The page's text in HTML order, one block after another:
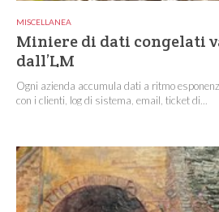
MISCELLANEA
Miniere di dati congelati
dall’LM
Ogni azienda accumula dati a ritmo
con i clienti, log di sistema, email, ticket di...